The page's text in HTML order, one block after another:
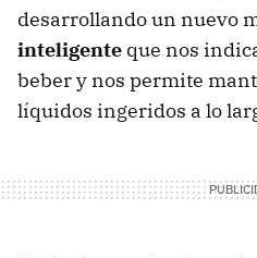
desarrollando un nuevo
inteligente que nos
beber y nos permite
líquidos ingeridos a lo